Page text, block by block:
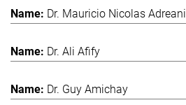
Dr. Mauricio Nicolas Adreani
Dr. Ali Afify
Dr. Guy Amichay